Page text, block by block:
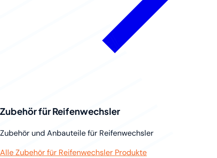
Zubehör für Reifenwechsler
Zubehör und Anbauteile für Reifenwechsler
Alle Zubehör für Reifenwechsler Produkte